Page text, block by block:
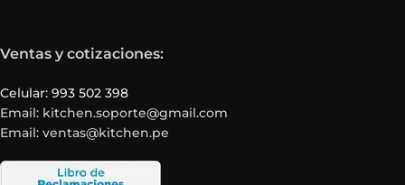
Ventas y cotizaciones:
Celular: 993 502 398
Email: kitchen.soporte@gmail.com
Email: ventas@kitchen.pe